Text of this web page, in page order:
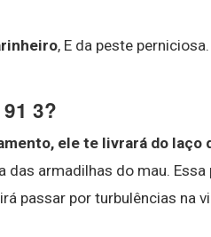
, E da peste perniciosa.
3?
ele te livrará do
das armadilhas do mau.
passar por turbulências na